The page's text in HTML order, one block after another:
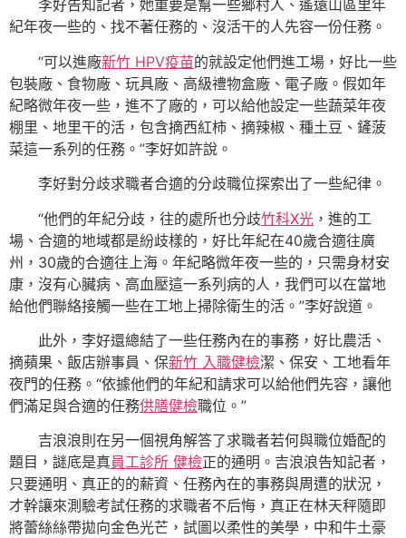
李好告知記者，她重要是幫一些鄉村人、遙遠山區里年
紀年夜一些的、找不著任務的、沒活干的人先容一份任務。
“可以進廠新竹 HPV疫苗的就設定他們進工場，好比一些
包裝廠、食物廠、玩具廠、高級禮物盒廠、電子廠。假如年
紀略微年夜一些，進不了廠的，可以給他設定一些蔬菜年夜
棚里、地里干的活，包含摘西紅柿、摘辣椒、種土豆、鏟菠
菜這一系列的任務。”李好如許說。
李好對分歧求職者合適的分歧職位探索出了一些紀律。
“他們的年紀分歧，往的處所也分歧竹科X光 ，進的工
場、合適的地域都是紛歧樣的，好比年紀在40歲合適往廣
州，30歲的合適往上海。年紀略微年夜一些的，只需身材安
康，沒有心臟病、高血壓這一系列病的人，我們可以在當地
給他們聯絡接觸一些在工地上掃除衛生的活。”李好說道。
此外，李好還總結了一些任務內在的事務，好比農活、
摘蘋果、飯店辦事員、保新竹 入職健檢潔、保安、工地看年
夜門的任務。“依據他們的年紀和請求可以給他們先容，讓他
們滿足與合適的任務供膳健檢職位。”
吉浪浪則在另一個視角解答了求職者若何與職位婚配的
題目，謎底是真員工診所 健檢正的通明。吉浪浪告知記者，
只要通明、真正的的薪資、任務內在的事務與周遭的狀況，
才幹讓來測驗考試任務的求職者不后悔，真正在林天秤隨即
將蕾絲絲帶拋向金色光芒，試圖以柔性的美學，中和牛土豪